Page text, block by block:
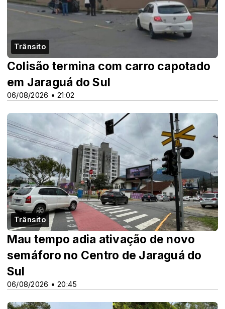
Trânsito
06/08/2026 • 21:02
Colisão termina com carro capotado
em Jaraguá do Sul
Trânsito
06/08/2026 • 20:45
Mau tempo adia ativação de novo
semáforo no Centro de Jaraguá do
Sul